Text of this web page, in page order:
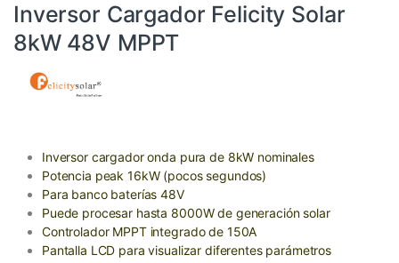
Inversor Cargador Felicity Solar
8kW 48V MPPT
Inversor cargador onda pura de 8kW nominales
Potencia peak 16kW (pocos segundos)
Para banco baterías 48V
Puede procesar hasta 8000W de generación solar
Controlador MPPT integrado de 150A
Pantalla LCD para visualizar diferentes parámetros